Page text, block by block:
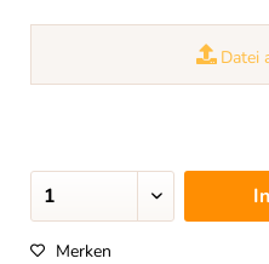
Datei
Merken